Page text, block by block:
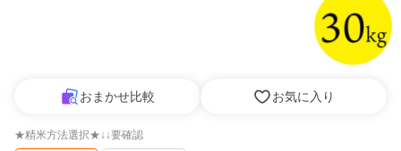
おまかせ比較 お気に入り
★精米方法選択★↓↓要確認